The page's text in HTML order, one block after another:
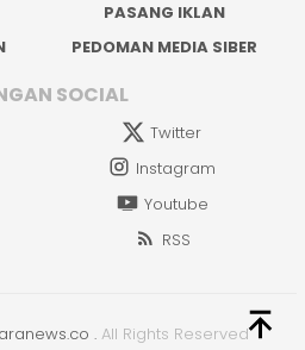
PASANG IKLAN
PEDOMAN MEDIA SIBER
SOCIAL
Twitter
Instagram
Youtube
RSS
. All Rights Reserved